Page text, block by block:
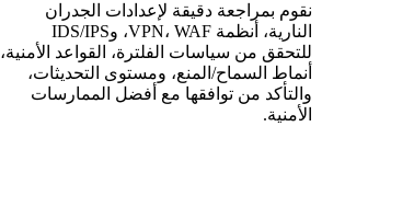
نقوم بمراجعة دقيقة لإعدادات الجدران
النارية، أنظمة VPN، WAF، وIDS/IPS
للتحقق من سياسات الفلترة، القواعد الأمنية،
أنماط السماح/المنع، ومستوى التحديثات،
والتأكد من توافقها مع أفضل الممارسات
الأمنية.